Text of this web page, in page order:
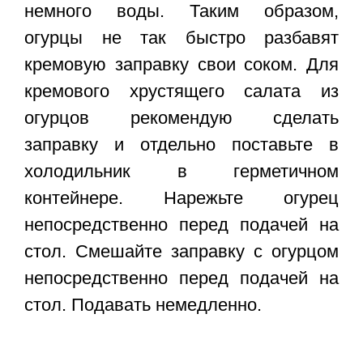
немного воды. Таким образом,
огурцы не так быстро разбавят
кремовую заправку свои соком. Для
кремового хрустящего салата из
огурцов рекомендую сделать
заправку и отдельно поставьте в
холодильник в герметичном
контейнере. Нарежьте огурец
непосредственно перед подачей на
стол. Смешайте заправку с огурцом
непосредственно перед подачей на
стол. Подавать немедленно.